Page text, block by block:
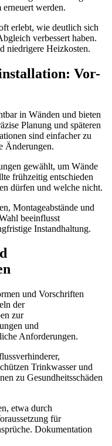
werden.
erlebt, wie deutlich sich
verbessert haben.
niedrigere Heizkosten.
Vor-
in Wänden und bieten
Planung und späteren
sind einfacher zu
Änderungen.
gewählt, um Wände
frühzeitig entschieden
dürfen und welche nicht.
Montageabstände und
beeinflusst
Instandhaltung.
und Vorschriften
der
zur
und
Anforderungen.
Trinkwasser und
zu Gesundheitsschäden
etwa durch
für
Dokumentation